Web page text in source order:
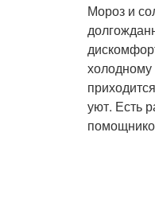
Мороз и
холодному
уют. Есть